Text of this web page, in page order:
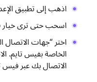
اذهب إلى تطبيق
اسحب حتى ترى
اختر “جهات الاتصال
الخاصة بفيس تايم.
الاتصال بك عبر فيس